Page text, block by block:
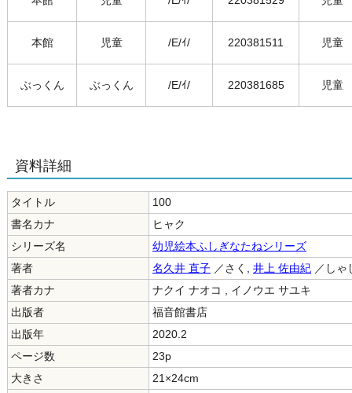
本館 児童 /E/ｲ/ 220381511 児童
ぶっくん ぶっくん /E/ｲ/ 220381685 児童
資料詳細
タイトル
100
書名カナ
ヒャク
シリーズ名
幼児絵本ふしぎなたねシリーズ
著者
名久井 直子 ／さく, 井上 佐由紀 ／し
著者カナ
ナクイ ナオコ , イノウエ サユキ
出版者
福音館書店
出版年
2020.2
ページ数
23p
大きさ
21×24cm